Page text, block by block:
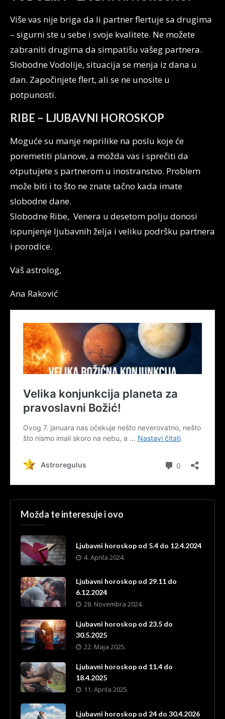
Više vas nije briga da li partner flertuje sa drugima
– sigurni ste u sebe i svoje kvalitete. Ne možete
zabraniti drugima da simpatišu vašeg partnera.
Slobodne Vodolije, situacija se menja iz dana u
dan. Započinjete flert, ali se ne unosite u
potpunosti.
RIBE – LJUBAVNI HOROSKOP
Moguće su manje neprilike na poslu koje će
poremetiti planove, a možda vas i sprečiti da
otputujete s partnerom u inostranstvo. Problem
može biti i to što ne znate tačno kada imate
slobodne dane.
Slobodne Ribe, Venera u desetom polju donosi
ispunjenje ljubavnih želja i veliku podršku partnera
i porodice.
Vaš astrolog,
Ana Raković
Možda te interesuje i ovo
Ljubavni horoskop od 5.4 do 12.4.2024
4. Aprila 2024.
Ljubavni horoskop od 29.11 do
6.12.2024
28. Novembra 2024.
Ljubavni horoskop od 23.5 do
30.5.2025
22. Maja 2025.
Ljubavni horoskop od 11.4 do
18.4.2025
11. Aprila 2025.
Ljubavni horoskop od 24 do 30.4.2026